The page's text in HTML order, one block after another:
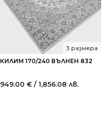
КИЛИМ 170/240 ВЪЛНЕН 832
3 размера
949.00 € / 1,856.08 лв.